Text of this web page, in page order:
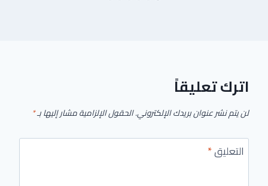
اترك تعليقاً
لن يتم نشر عنوان بريدك الإلكتروني.الحقول الإلزامية مشار إليها بـ*
التعليق*